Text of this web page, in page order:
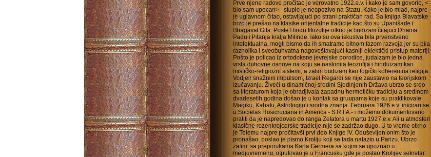
Prve njene radove pročitao je verovatno 1922.e.v. i kako je sam govorio, <
bio sam upecan> - stupio je neopozivo na Stazu. Kako je bio mlad, najpre
je uglavnom čitao, ostavljajući po strani praktičan rad. Sa knjiga Blavatske
brzo je prešao na klasike orijentalne tradicije kao što su Upanišade i
Bhagavat Gita. Posle Hindu filozofije otkrio je budizam čitajući Dhama
Padu i Pitanja kralja Milinde. Iako su ova iskustva bila prvenstveno
intelektualna, mogli bismo da ih smatramo bitnom fazom razvoja jer su bila
raznolika i sveobuhvatna nagoveštavajući kasniji eklektički pristup materiji.
Pošto je poticao iz ortodoksne jevrejske porodice, judaizam je bio jedna
vrsta duhovne osnove na koju se naslonila teozofija i hinduizam kao
mističko-religiozni sistemi, a zatim budizam kao logički koherentna religija.
Vodjen snažnim impulsom, Izrael Regardi se nije zaustavio na teorijskom
izučavanju. Živeći u dinamičnoj sredini Sjedinjenih Država ubrzo se sreo
sa literaturom koja je obradjivala zapadnu hermetičku tradiciju a sredinom
dvadesetih godina došao je u kontak sa gruupama koje su praktikovale
Magiku, Kabalu, Astrologiju i srodna znanja. Februara 1926.e.v. inicirao se
u Societas Rosicruciana in America - S.R.I.A.- i možemo dokumentovano
pratiti da je napredovao do ranga Zelatora u martu 1927.e.v. Ali u atmosferi
klasične rozenkrojcerske tradicije nije se zadržao dugo. U to vreme otkrio
je Telemu najpre pročitavši prvi deo Knjige IV. Oduševljen onim što je
pronašao, poslao je pismo Kroliju koji se tada nalazio u Parizu. Ubrzo
zatim, sa preporukama Karla Germera sa kojim se upoznao u
medjuvremenu, otputovao je u Francusku gde je postao Krolijev sekretar.